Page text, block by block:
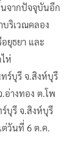
จากปัจจุบันอีก
ริเวณคลอง
ยุธยา และ​
ห่
ร์บุรี จ.สิงห์บุรี
อ่างทอง ต.โพ
บุรี จ.สิงห์บุรี
ต่วันที่ 6 ต.ค.